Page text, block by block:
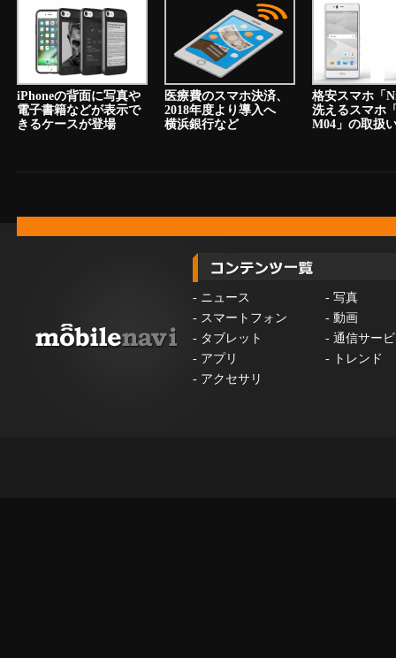
iPhoneの背面に写真や
電子書籍などが表示で
きるケースが登場
医療費のスマホ決済、
2018年度より導入へ
横浜銀行など
格安スマホ
洗えるスマホ
M04」の取扱
- ニュース - 写真
- スマートフォン - 動画
- タブレット - 通信サー
- アプリ -
トレンド
- アクセサリ